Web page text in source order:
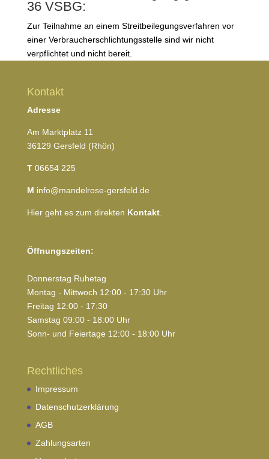
36 VSBG:
Zur Teilnahme an einem Streitbeilegungsverfahren vor
einer Verbraucherschlichtungsstelle sind wir nicht
verpflichtet und nicht bereit.
Kontakt
Adresse
Am Marktplatz 11
36129 Gersfeld (Rhön)
T 06654 225
M info@mandelrose-gersfeld.de
Hier geht es zum direkten Kontakt.
Öffnungszeiten:
Donnerstag Ruhetag
Montag - Mittwoch 12:00 - 17:30 Uhr
Freitag 12:00 - 17:30
Samstag 09:00 - 18:00 Uhr
Sonn- und Feiertage 12:00 - 18:00 Uhr
Rechtliches
Impressum
Datenschutzerklärung
AGB
Zahlungsarten